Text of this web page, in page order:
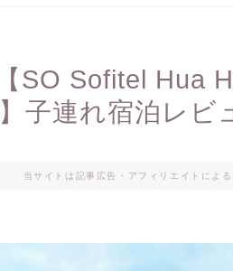
SO Sofitel Hua
子連れ宿泊レビ
当サイトは記事広告・アフィリエイトによ